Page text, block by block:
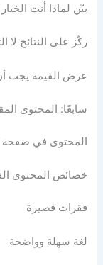
بيّن لماذا أنت
ركّز على النتائج لا
عرض القيمة يجب
سابعًا: المحتوى
المحتوى في صفحة
خصائص المحتوى
فقرات قصيرة
لغة سهلة وواضحة